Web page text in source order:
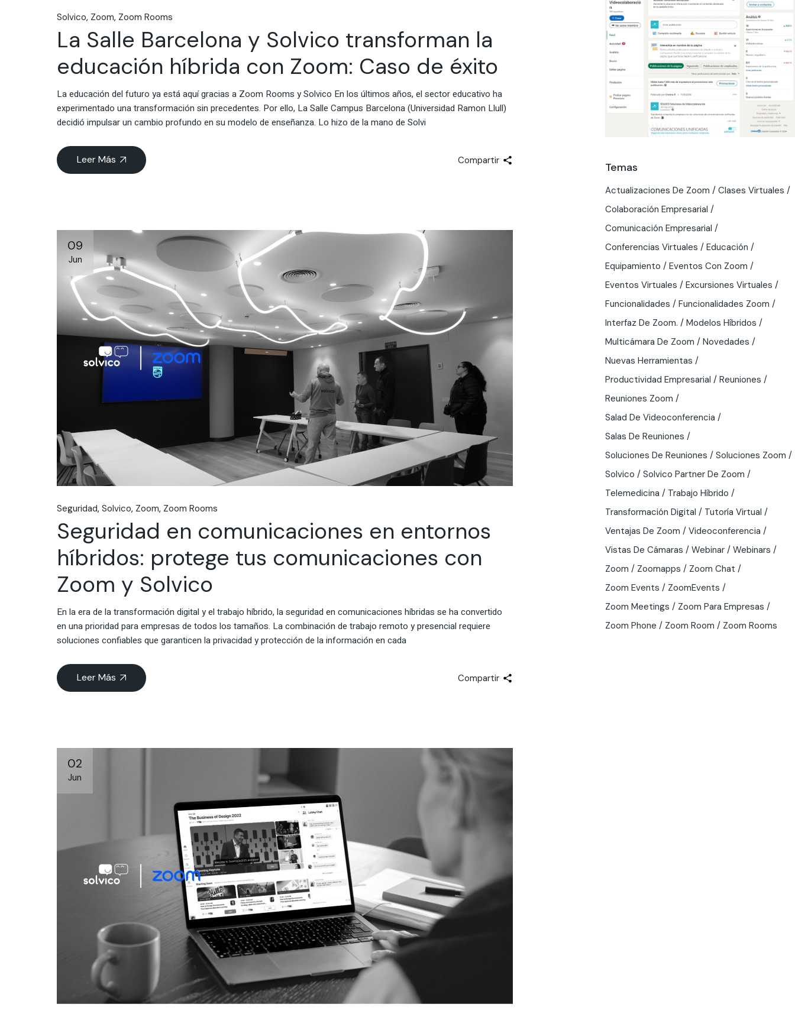
Solvico Zoom Zoom Rooms
La Salle Barcelona y Solvico transforman la
educación híbrida con Zoom: Caso de éxito
La educación del futuro ya está aquí gracias a Zoom Rooms y Solvico En los últimos años, el sector educativo ha
experimentado una transformación sin precedentes. Por ello, La Salle Campus Barcelona (Universidad Ramon Llull)
decidió impulsar un cambio profundo en su modelo de enseñanza. Lo hizo de la mano de Solvi
Leer Más Compartir
09
Jun
Seguridad Solvico Zoom Zoom Rooms
Seguridad en comunicaciones en entornos
híbridos: protege tus comunicaciones con
Zoom y Solvico
En la era de la transformación digital y el trabajo híbrido, la seguridad en comunicaciones híbridas se ha convertido
en una prioridad para empresas de todos los tamaños. La combinación de trabajo remoto y presencial requiere
soluciones confiables que garanticen la privacidad y protección de la información en cada
Leer Más Compartir
02
Jun
Temas
Actualizaciones De Zoom
Clases Virtuales
Colaboración Empresarial
Comunicación Empresarial
Conferencias Virtuales
Educación
Equipamiento
Eventos Con Zoom
Eventos Virtuales
Excursiones Virtuales
Funcionalidades
Funcionalidades Zoom
Interfaz De Zoom.
Modelos Híbridos
Multicámara De Zoom
Novedades
Nuevas Herramientas
Productividad Empresarial
Reuniones
Reuniones Zoom
Salad De Videoconferencia
Salas De Reuniones
Soluciones De Reuniones
Soluciones Zoom
Solvico
Solvico Partner De Zoom
Telemedicina
Trabajo Híbrido
Transformación Digital
Tutoría Virtual
Ventajas De Zoom
Videoconferencia
Vistas De Cámaras
Webinar
Webinars
Zoom
Zoomapps
Zoom Chat
Zoom Events
ZoomEvents
Zoom Meetings
Zoom Para Empresas
Zoom Phone
Zoom Room Zoom Rooms